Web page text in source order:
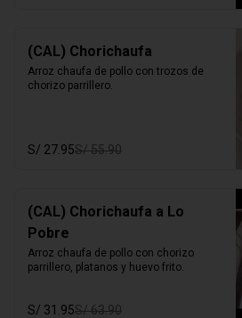
(CAL) Chorichaufa
Arroz chaufa de pollo con trozos de
chorizo parrillero.
S/ 27.95S/ 55.90
(CAL) Chorichaufa a Lo
Pobre
Arroz chaufa de pollo con chorizo
parrillero, platanos y huevo frito.
S/ 31.95S/ 63.90